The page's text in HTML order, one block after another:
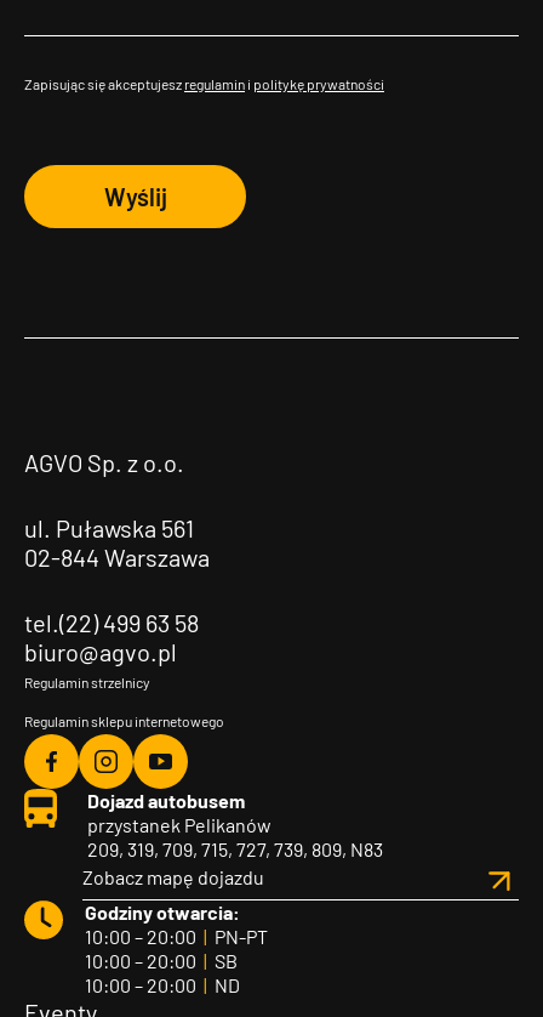
Zapisując się akceptujesz regulamin i politykę prywatności
Wyślij
AGVO Sp. z o.o.
ul. Puławska 561
02-844 Warszawa
tel.(22) 499 63 58
biuro@agvo.pl
Regulamin strzelnicy
Regulamin sklepu internetowego
Agvo
Facebook
Agvo
Instagram
Agvo
YouTube
Dojazd autobusem
przystanek Pelikanów
209, 319, 709, 715, 727, 739, 809, N83
Zobacz mapę dojazdu
Godziny otwarcia:
10:00 – 20:00 | PN-PT
10:00 – 20:00 | SB
10:00 – 20:00 | ND